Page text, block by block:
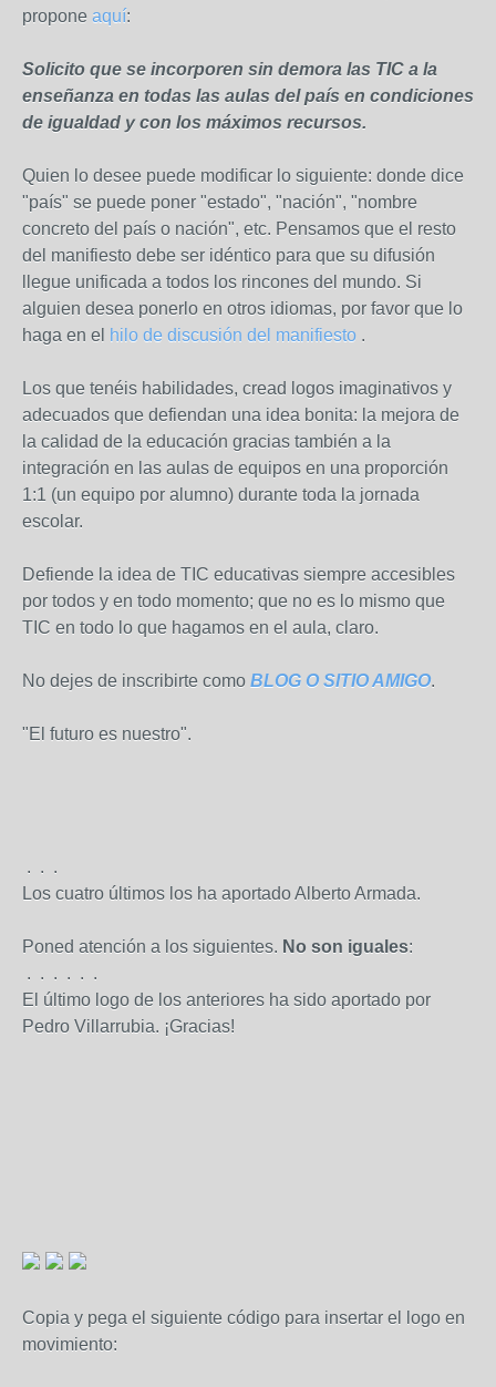
propone aquí:
Solicito que se incorporen sin demora las TIC a la
enseñanza en todas las aulas del país en condiciones
de igualdad y con los máximos recursos.
Quien lo desee puede modificar lo siguiente: donde dice
"país" se puede poner "estado", "nación", "nombre
concreto del país o nación", etc. Pensamos que el resto
del manifiesto debe ser idéntico para que su difusión
llegue unificada a todos los rincones del mundo. Si
alguien desea ponerlo en otros idiomas, por favor que lo
haga en el hilo de discusión del manifiesto .
Los que tenéis habilidades, cread logos imaginativos y
adecuados que defiendan una idea bonita: la mejora de
la calidad de la educación gracias también a la
integración en las aulas de equipos en una proporción
1:1 (un equipo por alumno) durante toda la jornada
escolar.
Defiende la idea de TIC educativas siempre accesibles
por todos y en todo momento; que no es lo mismo que
TIC en todo lo que hagamos en el aula, claro.
No dejes de inscribirte como BLOG O SITIO AMIGO.
"El futuro es nuestro".
. . .
Los cuatro últimos los ha aportado Alberto Armada.
Poned atención a los siguientes. No son iguales:
. . . . . .
El último logo de los anteriores ha sido aportado por
Pedro Villarrubia. ¡Gracias!
Copia y pega el siguiente código para insertar el logo en
movimiento: